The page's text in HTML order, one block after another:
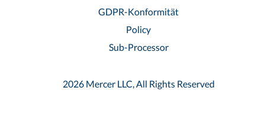
2026 Mercer LLC, All Rights Reserved
GDPR-Konformität
Policy
Sub-Processor